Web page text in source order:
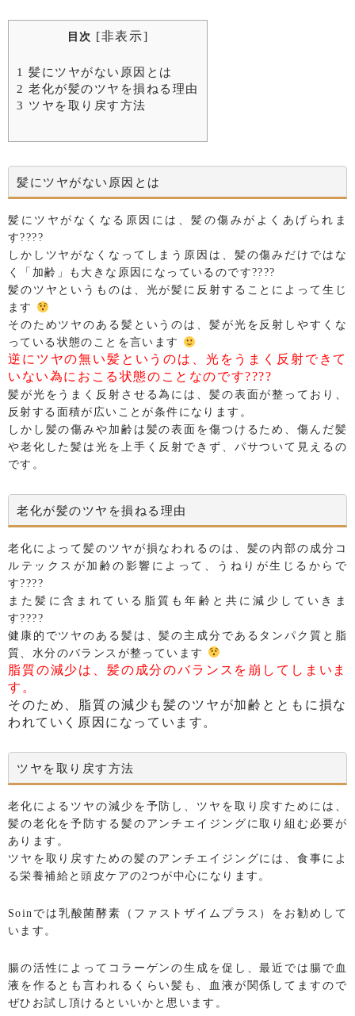
目次 [非表示]
1 髪にツヤがない原因とは
2 老化が髪のツヤを損ねる理由
3 ツヤを取り戻す方法
髪にツヤがない原因とは
髪にツヤがなくなる原因には、髪の傷みがよくあげられま
す????
しかしツヤがなくなってしまう原因は、髪の傷みだけではな
く「加齢」も大きな原因になっているのです????
髪のツヤというものは、光が髪に反射することによって生じ
ます
そのためツヤのある髪というのは、髪が光を反射しやすくな
っている状態のことを言います
逆にツヤの無い髪というのは、光をうまく反射できて
いない為におこる状態のことなのです????
髪が光をうまく反射させる為には、髪の表面が整っており、
反射する面積が広いことが条件になります。
しかし髪の傷みや加齢は髪の表面を傷つけるため、傷んだ髪
や老化した髪は光を上手く反射できず、パサついて見えるの
です。
老化が髪のツヤを損ねる理由
老化によって髪のツヤが損なわれるのは、髪の内部の成分コ
ルテックスが加齢の影響によって、うねりが生じるからで
す????
また髪に含まれている脂質も年齢と共に減少していきま
す????
健康的でツヤのある髪は、髪の主成分であるタンパク質と脂
質、水分のバランスが整っています
脂質の減少は、髪の成分のバランスを崩してしまいま
す。
そのため、脂質の減少も髪のツヤが加齢とともに損な
われていく原因になっています。
ツヤを取り戻す方法
老化によるツヤの減少を予防し、ツヤを取り戻すためには、
髪の老化を予防する髪のアンチエイジングに取り組む必要が
あります。
ツヤを取り戻すための髪のアンチエイジングには、食事によ
る栄養補給と頭皮ケアの2つが中心になります。
Soinでは乳酸菌酵素（ファストザイムプラス）をお勧めして
います。
腸の活性によってコラーゲンの生成を促し、最近では腸で血
液を作るとも言われるくらい髪も、血液が関係してますので
ぜひお試し頂けるといいかと思います。